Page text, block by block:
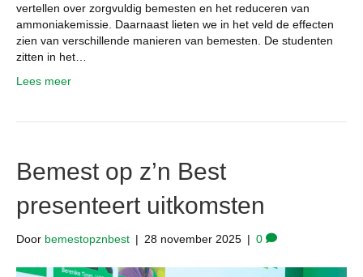
vertellen over zorgvuldig bemesten en het reduceren van
ammoniakemissie. Daarnaast lieten we in het veld de effecten
zien van verschillende manieren van bemesten. De studenten
zitten in het…
Lees meer
Bemest op z’n Best
presenteert uitkomsten
Door bemestopznbest | 28 november 2025 | 0